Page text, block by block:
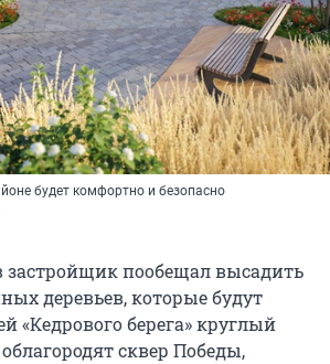
будет комфортно и безопасно
застройщик пообещал высадить
деревьев, которые будут
«Кедрового берега» круглый
облагородят сквер Победы,